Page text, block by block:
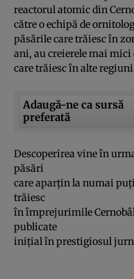
reactorul atomic din
către o echipă de
păsările care trăiesc în
ani, au creierele mai mici
care trăiesc în alte
Adaugă-ne ca sursă
preferată
Descoperirea vine în
păsări
care aparţin la numai
trăiesc
în împrejurimile
publicate
iniţial în prestigiosul